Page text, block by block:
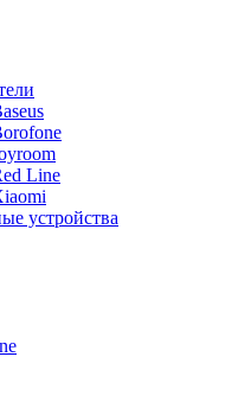
Line
устройства